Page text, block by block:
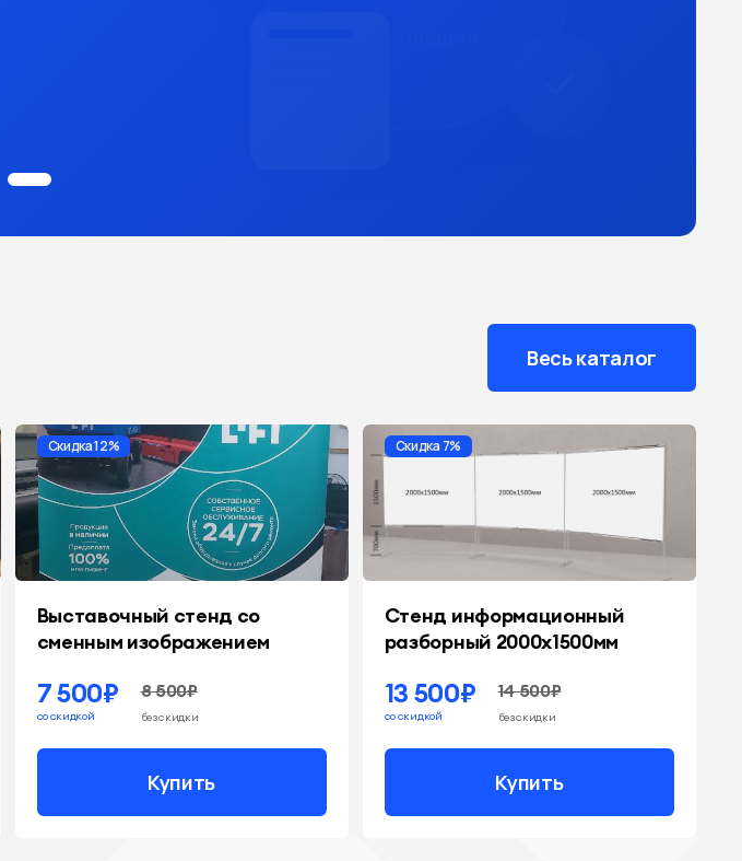
Весь каталог
Скидка 12%
Выставочный стенд со
сменным изображением
7 500₽
со скидкой
8 500₽
без скидки
Купить
Скидка 7%
Стенд информационный
разборный 2000х1500мм
13 500₽
со скидкой
14 500₽
без скидки
Купить